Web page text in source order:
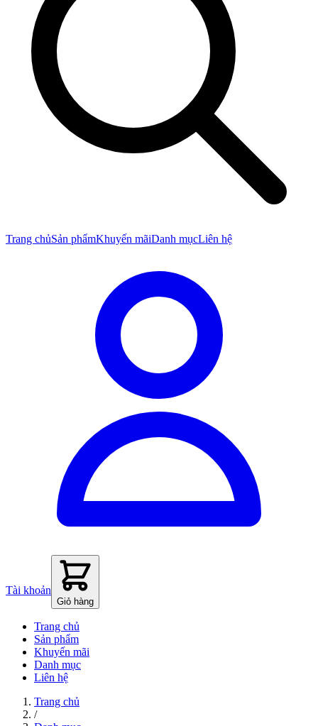
Trang chủSản phẩmKhuyến mãiDanh mụcLiên hệ
Tài khoản
Giỏ hàng
Trang chủ
Sản phẩm
Khuyến mãi
Danh mục
Liên hệ
Trang chủ
/